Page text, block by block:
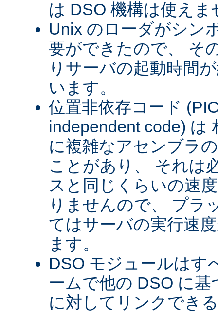
は DSO 機構は使えま
Unix のローダがシン
要ができたので、 そ
りサーバの起動時間
います。
位置非依存コード
independent code) は
に複雑なアセンブラ
ことがあり、 それは
スと同じくらいの速
りませんので、 プラ
てはサーバの実行速
ます。
DSO モジュールはす
ームで他の DSO に
に対してリンクでき